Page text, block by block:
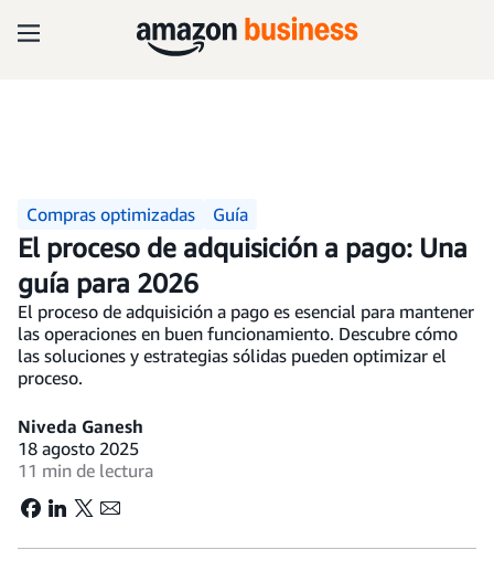
Compras optimizadas Guía
El proceso de adquisición a pago: Una
guía para 2026
El proceso de adquisición a pago es esencial para mantener
las operaciones en buen funcionamiento. Descubre cómo
las soluciones y estrategias sólidas pueden optimizar el
proceso.
Niveda Ganesh
18 agosto 2025
11 min de lectura